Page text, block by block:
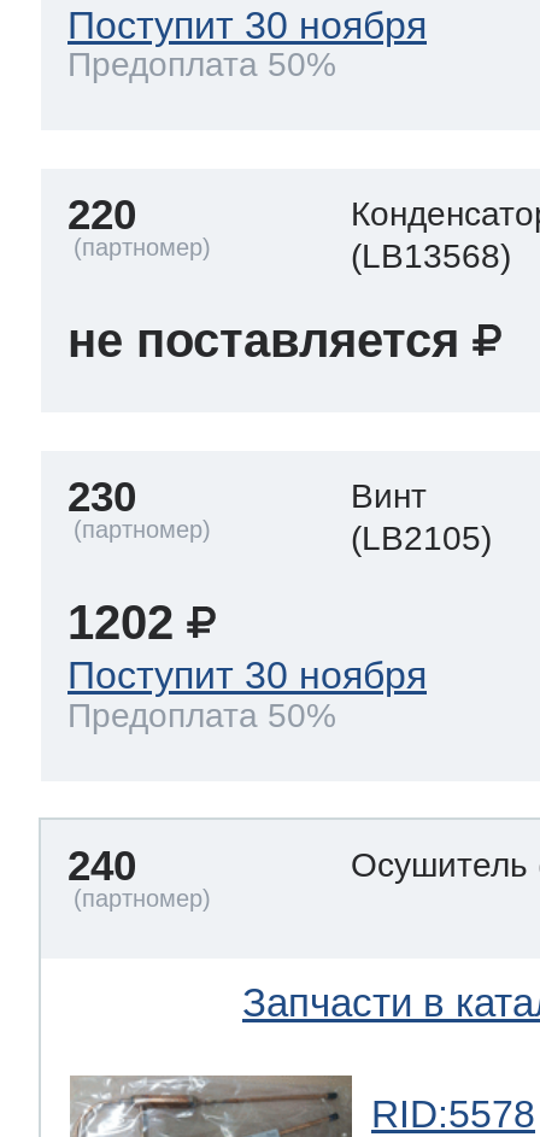
Поступит 30 ноября
Предоплата 50%
220
(LB13568)
не поставляется
230
Винт
(LB2105)
1202
Поступит 30 ноября
Предоплата 50%
240 Осушитель
Запчасти в
RID:5578